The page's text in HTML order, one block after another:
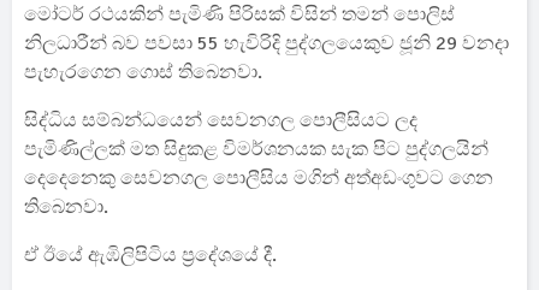
මෝටර් රථයකින් පැමිණි පිරිසක් විසින් තමන් පොලිස්
නිලධාරීන් බව පවසා 55 හැවිරිදි පුද්ගලයෙකුව ජූනි 29 වනදා
පැහැරගෙන ගොස් තිබෙනවා.
සිද්ධිය සම්බන්ධයෙන් සෙවනගල පොලීසියට ලද
පැමිණිල්ලක් මත සිදුකළ විමර්ශනයක සැක පිට පුද්ගලයින්
දෙදෙනෙකු සෙවනගල පොලීසිය මගින් අත්අඩංගුවට ගෙන
තිබෙනවා.
ඒ ඊයේ ඇඹිලිපිටිය ප්‍රදේශයේ දී.